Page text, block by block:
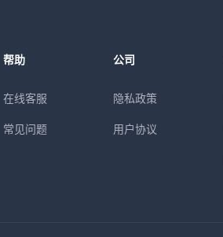
帮助
在线客服
常见问题
公司
隐私政策
用户协议